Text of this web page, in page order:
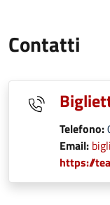
Contatti
Telefono:
Email:
https://